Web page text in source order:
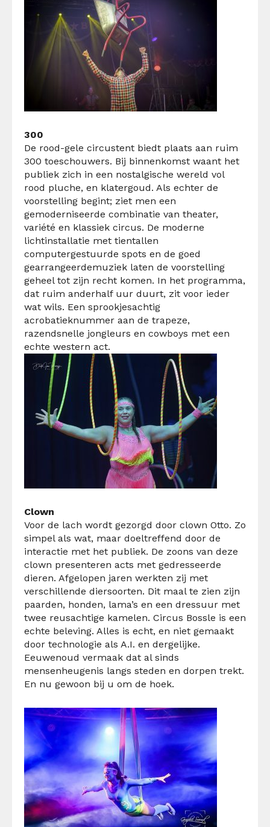
300
De rood-gele circustent biedt plaats aan ruim
300 toeschouwers. Bij binnenkomst waant het
publiek zich in een nostalgische wereld vol
rood pluche, en klatergoud. Als echter de
voorstelling begint; ziet men een
gemoderniseerde combinatie van theater,
variété en klassiek circus. De moderne
lichtinstallatie met tientallen
computergestuurde spots en de goed
gearrangeerdemuziek laten de voorstelling
geheel tot zijn recht komen. In het programma,
dat ruim anderhalf uur duurt, zit voor ieder
wat wils. Een sprookjesachtig
acrobatieknummer aan de trapeze,
razendsnelle jongleurs en cowboys met een
echte western act.
Clown
Voor de lach wordt gezorgd door clown Otto. Zo
simpel als wat, maar doeltreffend door de
interactie met het publiek. De zoons van deze
clown presenteren acts met gedresseerde
dieren. Afgelopen jaren werkten zij met
verschillende diersoorten. Dit maal te zien zijn
paarden, honden, lama’s en een dressuur met
twee reusachtige kamelen. Circus Bossle is een
echte beleving. Alles is echt, en niet gemaakt
door technologie als A.I. en dergelijke.
Eeuwenoud vermaak dat al sinds
mensenheugenis langs steden en dorpen trekt.
En nu gewoon bij u om de hoek.